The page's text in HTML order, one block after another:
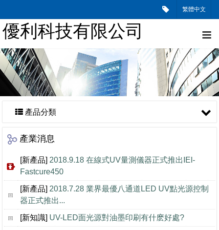
繁體中文
優利科技有限公司
產品分類
產業消息
[新產品] 2018.9.18 在線式UV量測儀器正式推出IEI-
Fastcure450
[新產品] 2018.7.28 業界最優八通道LED UV點光源控制
器正式推出...
[新知識] UV-LED面光源對油墨印刷有什麽好處?